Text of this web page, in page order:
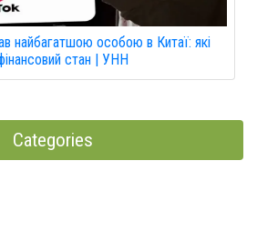
найбагатшою особою в Китаї: які
стан | УНН
Categories